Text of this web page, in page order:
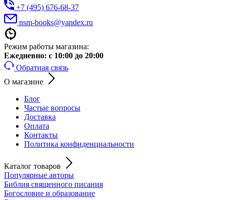
+7 (495) 676-68-37
nsm-books@yandex.ru
Режим работы магазина:
Ежедневно: с 10:00 до 20:00
Обратная связь
О магазине
Блог
Частые вопросы
Доставка
Оплата
Контакты
Политика конфиденциальности
Каталог товаров
Популярные авторы
Библия священного писания
Богословие и образование